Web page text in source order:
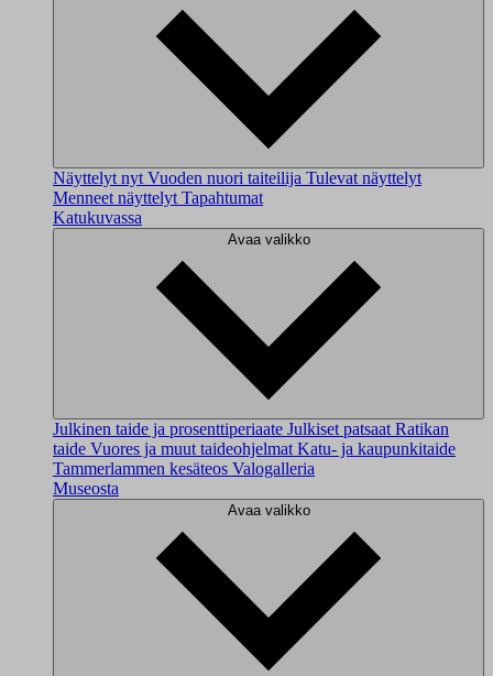
Näyttelyt nyt Vuoden nuori taiteilija Tulevat näyttelyt
Menneet näyttelyt Tapahtumat
Katukuvassa
Avaa valikko
Julkinen taide ja prosenttiperiaate Julkiset patsaat Ratikan
taide Vuores ja muut taideohjelmat Katu- ja kaupunkitaide
Tammerlammen kesäteos Valogalleria
Museosta
Avaa valikko